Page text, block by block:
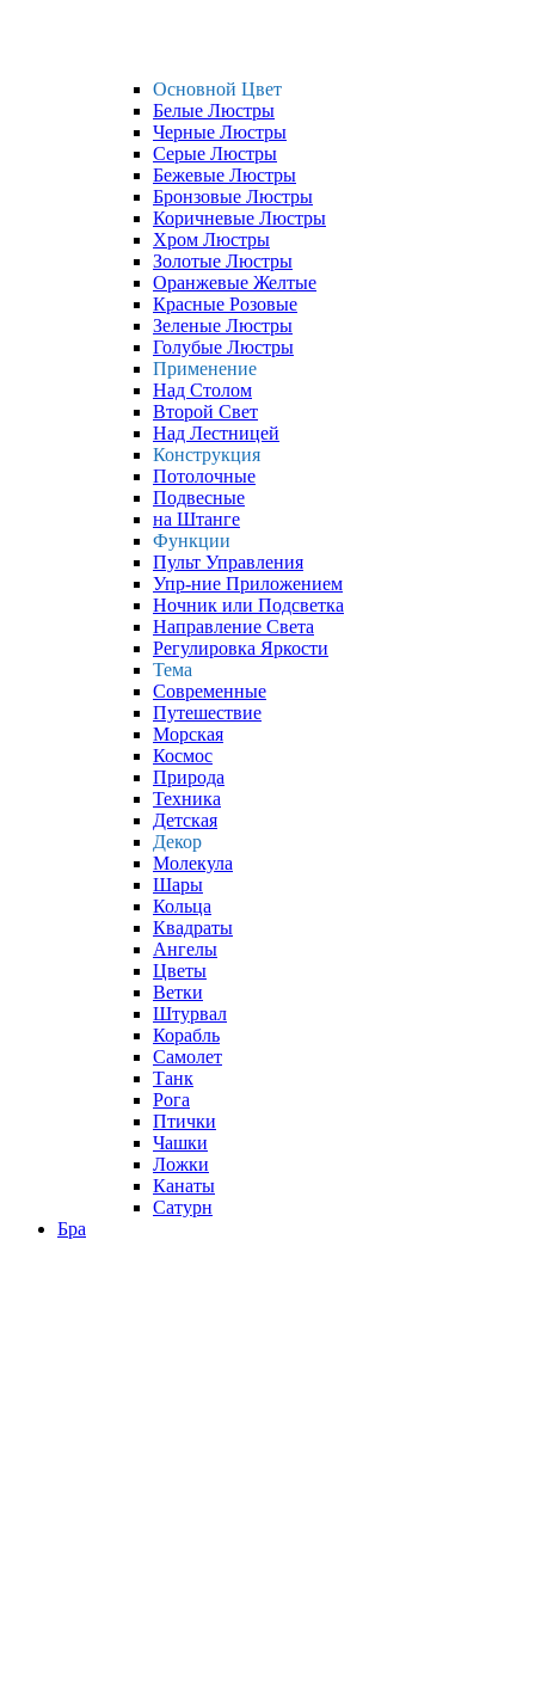
Основной Цвет
Белые Люстры
Черные Люстры
Серые Люстры
Бежевые Люстры
Бронзовые Люстры
Коричневые Люстры
Хром Люстры
Золотые Люстры
Оранжевые Желтые
Красные Розовые
Зеленые Люстры
Голубые Люстры
Применение
Над Столом
Второй Свет
Над Лестницей
Конструкция
Потолочные
Подвесные
на Штанге
Функции
Пульт Управления
Упр-ние Приложением
Ночник или Подсветка
Направление Света
Регулировка Яркости
Тема
Современные
Путешествие
Морская
Космос
Природа
Техника
Детская
Декор
Молекула
Шары
Кольца
Квадраты
Ангелы
Цветы
Ветки
Штурвал
Корабль
Самолет
Танк
Рога
Птички
Чашки
Ложки
Канаты
Сатурн
Бра